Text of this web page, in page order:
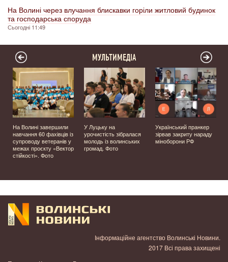
На Волині через влучання блискавки горіли житловий будинок
та господарська споруда
Сьогодні 11:49
МУЛЬТИМЕДІА
На Волині завершили
навчання 60 фахівців із
супроводу ветеранів у
межах проєкту «Вектор
стійкості». Фото
У Луцьку на
урочистість зібралася
молодь із волинських
громад. Фото
Український пранкер
зірвав закриту нараду
міноборони РФ
Інформаційне агентство Волинські Новини.
2017 Всі права захищені